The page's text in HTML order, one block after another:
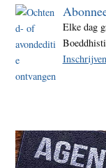
Elke dag